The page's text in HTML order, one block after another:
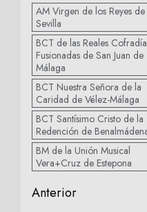
AM Virgen de los Reyes de
Sevilla
BCT de las Reales
Fusionadas de San Juan de
Málaga
BCT Nuestra Señora de la
Caridad de Vélez-Málaga
BCT Santísimo Cristo de la
Redención de
BM de la Unión Musical
Vera+Cruz de Estepona
Navegación
Anterior